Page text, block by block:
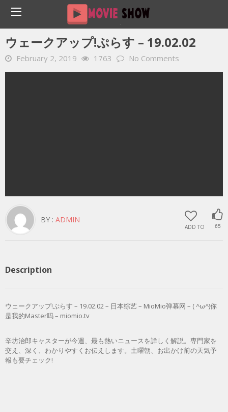
Home YOUTUBE 動画 毎日 ウェークアップ!ぷらす – 19.02.02
ウェークアップ!ぷらす – 19.02.02
February 2, 2019 1763 No Comments
ADD TO 65
BY : ADMIN
Description
ウェークアップ!ぷらす – 19.02.02 – 日本综艺 – MioMio弹幕网 – ( ^ω^)你
是我的Master吗 – miomio.tv
辛坊治郎キャスターが今週、最も熱いニュースを詳しく解説。専門家を
交え、深く、わかりやすくお伝えします。土曜朝、お出かけ前の天気予
報も要チェック!